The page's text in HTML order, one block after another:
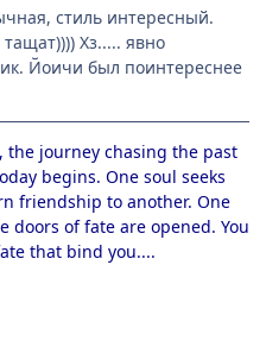
стиль интересный.
Хз..... явно
Йоичи был поинтереснее
the journey chasing the past
begins. One soul seeks
friendship to another. One
doors of fate are opened. You
that bind you....